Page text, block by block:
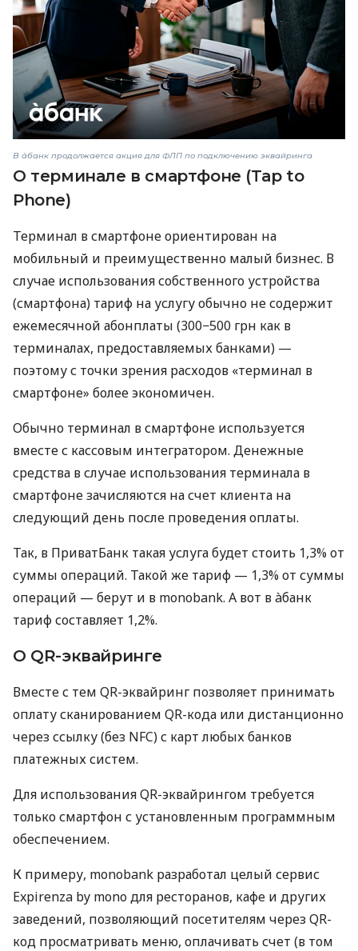
В àбанк продолжается акция для ФЛП по подключению эквайринга
О терминале в смартфоне (Tap to
Phone)
Терминал в смартфоне ориентирован на
мобильный и преимущественно малый бизнес. В
случае использования собственного устройства
(смартфона) тариф на услугу обычно не содержит
ежемесячной абонплаты (300−500 грн как в
терминалах, предоставляемых банками) —
поэтому с точки зрения расходов «терминал в
смартфоне» более экономичен.
Обычно терминал в смартфоне используется
вместе с кассовым интегратором. Денежные
средства в случае использования терминала в
смартфоне зачисляются на счет клиента на
следующий день после проведения оплаты.
Так, в ПриватБанк такая услуга будет стоить 1,3% от
суммы операций. Такой же тариф — 1,3% от суммы
операций — берут и в monobank. А вот в àбанк
тариф составляет 1,2%.
О QR-эквайринге
Вместе с тем QR-эквайринг позволяет принимать
оплату сканированием QR-кода или дистанционно
через ссылку (без NFC) с карт любых банков
платежных систем.
Для использования QR-эквайрингом требуется
только смартфон с установленным программным
обеспечением.
К примеру, monobank разработал целый сервис
Expirenza by mono для ресторанов, кафе и других
заведений, позволяющий посетителям через QR-
код просматривать меню, оплачивать счет (в том